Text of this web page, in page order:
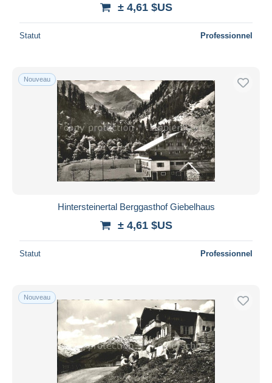
± 4,61 $US
Statut Professionnel
Nouveau
Hintersteinertal Berggasthof Giebelhaus
± 4,61 $US
Statut Professionnel
Nouveau